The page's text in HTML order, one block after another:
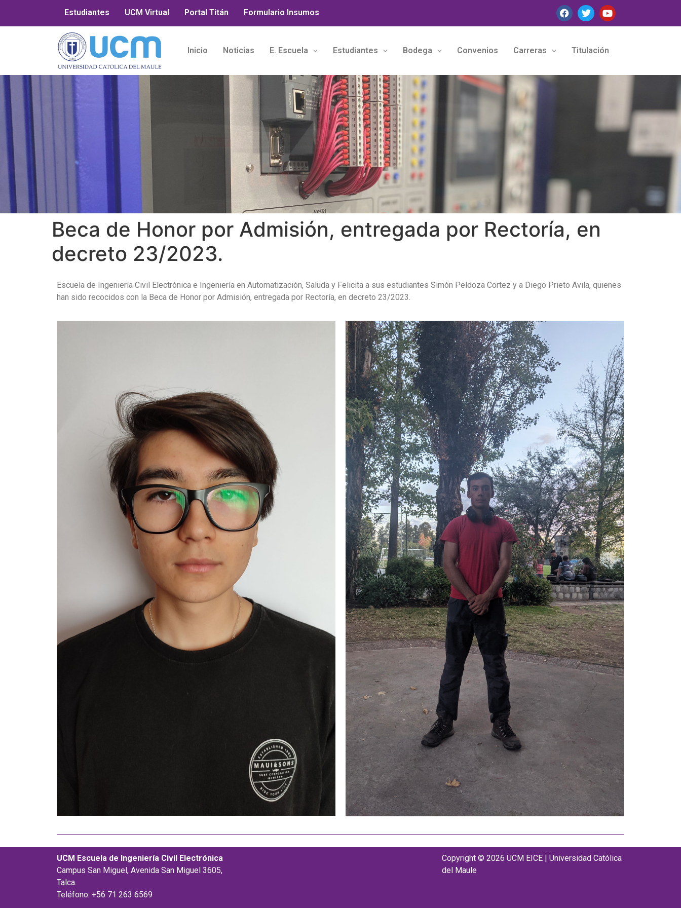
Estudiantes UCM Virtual Portal Titán Formulario Insumos
Inicio Noticias E. Escuela Estudiantes Bodega Convenios Carreras Titulación
Beca de Honor por Admisión, entregada por Rectoría, en
decreto 23/2023.
Escuela de Ingeniería Civil Electrónica e Ingeniería en Automatización, Saluda y Felicita a sus estudiantes Simón Peldoza Cortez y a Diego Prieto Avila, quienes
han sido recocidos con la Beca de Honor por Admisión, entregada por Rectoría, en decreto 23/2023.
UCM Escuela de Ingeniería Civil Electrónica
Campus San Miguel, Avenida San Miguel 3605,
Talca.
Teléfono: +56 71 263 6569
Copyright © 2026 UCM EICE | Universidad Católica
del Maule